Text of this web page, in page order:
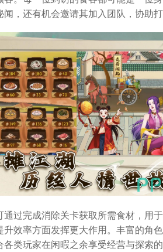
，还有机会邀请其加入团队，协助打
过完成消除关卡获取所需食材，用
效率方面发挥更大作用。丰富的角
类玩家在闲暇之余享受经营与探索的